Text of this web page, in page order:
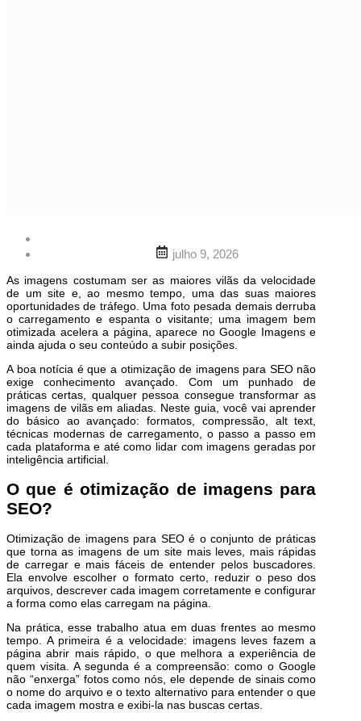
julho 9, 2026
As imagens costumam ser as maiores vilãs da velocidade
de um site e, ao mesmo tempo, uma das suas maiores
oportunidades de tráfego. Uma foto pesada demais derruba
o carregamento e espanta o visitante; uma imagem bem
otimizada acelera a página, aparece no Google Imagens e
ainda ajuda o seu conteúdo a subir posições.
A boa notícia é que a otimização de imagens para SEO não
exige conhecimento avançado. Com um punhado de
práticas certas, qualquer pessoa consegue transformar as
imagens de vilãs em aliadas. Neste guia, você vai aprender
do básico ao avançado: formatos, compressão, alt text,
técnicas modernas de carregamento, o passo a passo em
cada plataforma e até como lidar com imagens geradas por
inteligência artificial.
O que é otimização de imagens para
SEO?
Otimização de imagens para SEO é o conjunto de práticas
que torna as imagens de um site mais leves, mais rápidas
de carregar e mais fáceis de entender pelos buscadores.
Ela envolve escolher o formato certo, reduzir o peso dos
arquivos, descrever cada imagem corretamente e configurar
a forma como elas carregam na página.
Na prática, esse trabalho atua em duas frentes ao mesmo
tempo. A primeira é a velocidade: imagens leves fazem a
página abrir mais rápido, o que melhora a experiência de
quem visita. A segunda é a compreensão: como o Google
não “enxerga” fotos como nós, ele depende de sinais como
o nome do arquivo e o texto alternativo para entender o que
cada imagem mostra e exibi-la nas buscas certas.